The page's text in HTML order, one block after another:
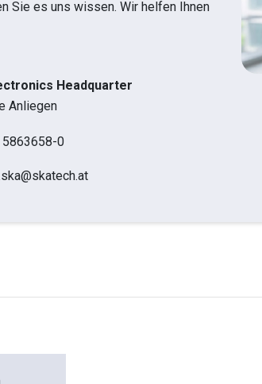
Sie es uns wissen. Wir helfen Ihnen
Headquarter
Anliegen
5863658-0